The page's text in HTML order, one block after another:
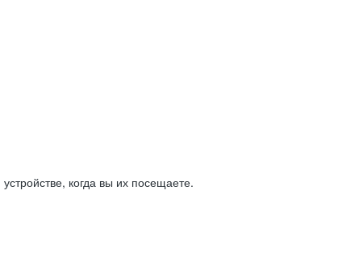
когда вы их посещаете.